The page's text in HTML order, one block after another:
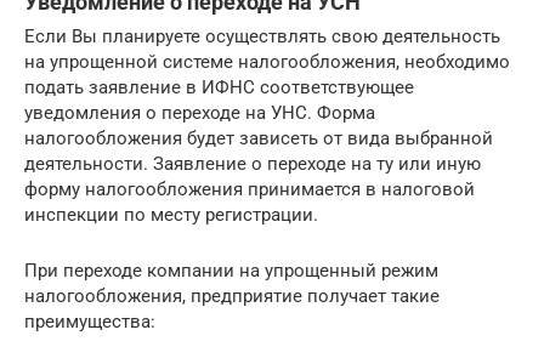
Если Вы планируете осуществлять свою деятельность
на упрощенной системе налогообложения, необходимо
подать заявление в ИФНС соответствующее
уведомления о переходе на УНС. Форма
налогообложения будет зависеть от вида выбранной
деятельности. Заявление о переходе на ту или иную
форму налогообложения принимается в налоговой
инспекции по месту регистрации.
При переходе компании на упрощенный режим
налогообложения, предприятие получает такие
преимущества: